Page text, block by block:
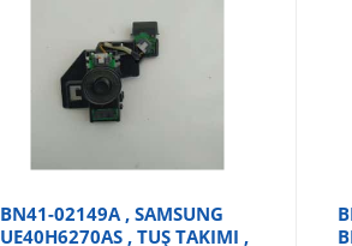
BN41-02149A , SAMSUNG
UE40H6270AS , TUŞ TAKIMI ,